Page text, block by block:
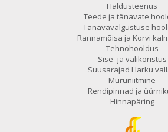
Haldusteenus
Teede ja tänavate
Tänavavalgustuse
Rannamõisa ja Korvi
Tehnohooldus
Sise- ja välikoristus
Suusarajad Harku
Muruniitmine
Rendipinnad ja
Hinnapäring